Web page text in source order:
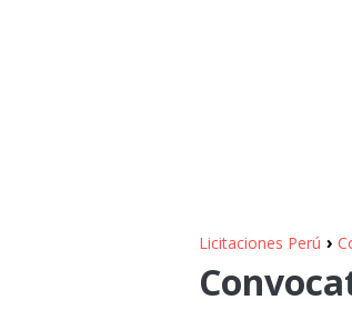
Licitaciones Perú ›